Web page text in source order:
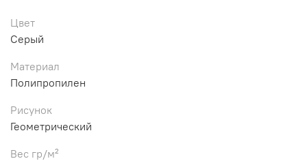
Цвет
Серый
Материал
Полипропилен
Рисунок
Геометрический
Вес гр/м²